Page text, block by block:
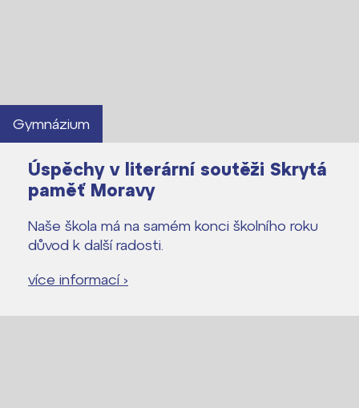
Gymnázium
Úspěchy v literární soutěži Skrytá
paměť Moravy
Naše škola má na samém konci školního roku
důvod k další radosti.
více informací ›
Kontakt